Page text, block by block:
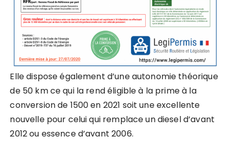
Elle dispose également d’une autonomie théorique
de 50 km ce qui la rend éligible à la prime à la
conversion de 1500 en 2021 soit une excellente
nouvelle pour celui qui remplace un diesel d’avant
2012 ou essence d’avant 2006.